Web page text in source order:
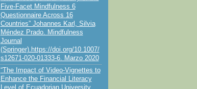
Five-Facet Mindfulness 6
Questionnaire Across 16
Countries” Johannes Karl, Silvia
Méndez Prado. Mindfulness
Journal
(Springer).https://doi.org/10.1007/
s12671-020-01333-6. Marzo 2020
“The Impact of Video-Vignettes to
Enhance the Financial Literacy
Level of Ecuadorian University